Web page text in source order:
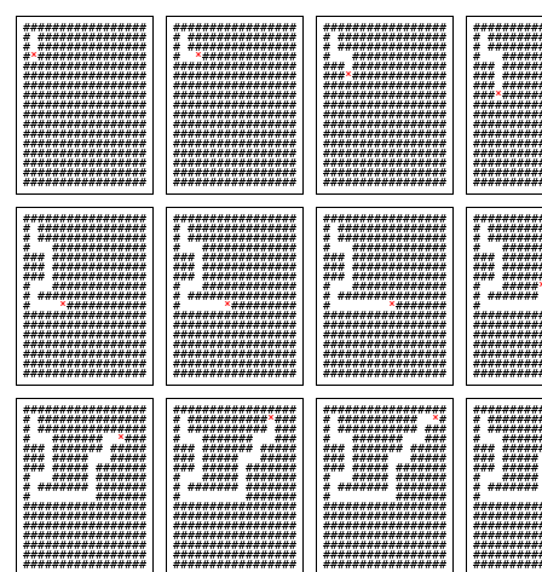
#################
# ###############
# ###############
#*###############
#################
#################
#################
#################
#################
#################
#################
#################
#################
#################
#################
#################
#################
#################
# ###############
# ###############
# *#############
#################
#################
#################
#################
#################
#################
#################
#################
#################
#################
#################
#################
#################
#################
# ###############
# ###############
# #############
### #############
###*#############
#################
#################
#################
#################
#################
#################
#################
#################
#################
#################
#################
#
#
#
###
###
###
###*
#################
# ###############
# ###############
# #############
### #############
### #############
### #############
# #############
# ###############
# *###########
#################
#################
#################
#################
#################
#################
#################
#################
# ###############
# ###############
# #############
### #############
### #############
### #############
# #############
# ###############
# *#########
#################
#################
#################
#################
#################
#################
#################
#################
# ###############
# ###############
# #############
### #############
### #############
### #############
# #############
# ###############
# *#######
#################
#################
#################
#################
#################
#################
#################
#
#
#
###
###
###
# #####
# #######
#
#################
# ###############
# ###############
# ####### *###
### ####### #####
### ##### #####
### ##### #######
# ##### #######
# ####### #######
# #######
#################
#################
#################
#################
#################
#################
#################
#################
# ###########*###
# ########### ###
# ####### ###
### ####### #####
### ##### #####
### ##### #######
# ##### #######
# ####### #######
# #######
#################
#################
#################
#################
#################
#################
#################
#################
# ########### *#
# ########### ###
# ####### ###
### ####### #####
### ##### #####
### ##### #######
# ##### #######
# ####### #######
# #######
#################
#################
#################
#################
#################
#################
#################
#
#
#
###
###
### #####
# #####
# #######
#